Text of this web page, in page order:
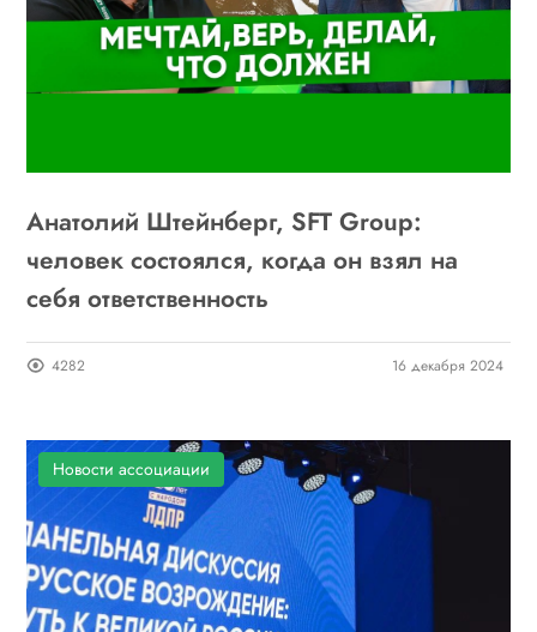
Анатолий Штейнберг, SFT Group:
человек состоялся, когда он взял на
себя ответственность
4282 16 декабря 2024
Новости ассоциации